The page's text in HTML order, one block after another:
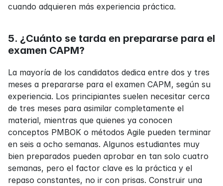
cuando adquieren más experiencia práctica.
5. ¿Cuánto se tarda en prepararse para el
examen CAPM?
La mayoría de los candidatos dedica entre dos y tres
meses a prepararse para el examen CAPM, según su
experiencia. Los principiantes suelen necesitar cerca
de tres meses para asimilar completamente el
material, mientras que quienes ya conocen
conceptos PMBOK o métodos Agile pueden terminar
en seis a ocho semanas. Algunos estudiantes muy
bien preparados pueden aprobar en tan solo cuatro
semanas, pero el factor clave es la práctica y el
repaso constantes, no ir con prisas. Construir una